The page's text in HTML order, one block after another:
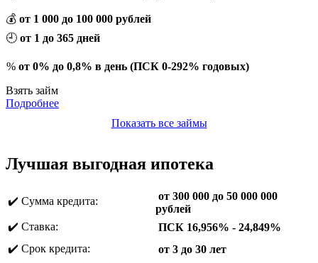
💰 от 1 000 до 100 000 рублей
🕘 от 1 до 365 дней
% от 0% до 0,8% в день (ПСК 0-292% годовых)
Взять займ
Подробнее
Показать все займы
Лучшая выгодная ипотека
✔️ Сумма кредита:
от 300 000 до 50 000 000
рублей
✔️ Ставка:
ПСК 16,956% - 24,849%
✔️ Срок кредита:
от 3 до 30 лет